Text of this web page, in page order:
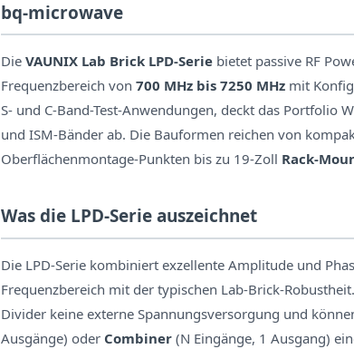
bq-microwave
Die VAUNIX Lab Brick LPD-Serie bietet passive RF
Frequenzbereich von 700 MHz bis 7250 MHz mit
S- und C-Band-Test-Anwendungen, deckt das Portfolio
und ISM-Bänder ab. Die Bauformen reichen von
Oberflächenmontage-Punkten bis zu 19-Zoll Rack-
Was die LPD-Serie auszeichnet
Die LPD-Serie kombiniert exzellente Amplitude und
Frequenzbereich mit der typischen Lab-Brick-
Divider keine externe Spannungsversorgung und
Ausgänge) oder Combiner (N Eingänge, 1 Ausgang)